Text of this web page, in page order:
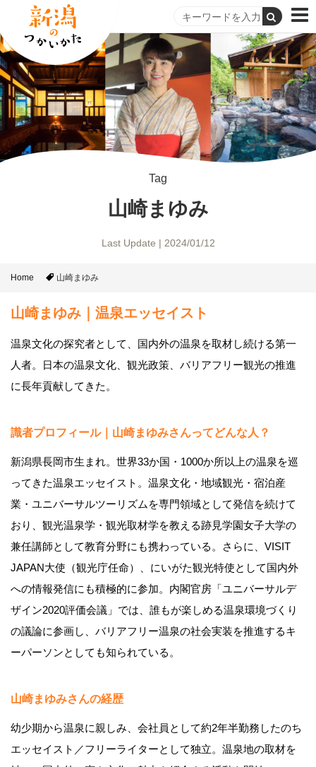
Tag
山崎まゆみ
Last Update | 2024/01/12
Home 山崎まゆみ
山崎まゆみ｜温泉エッセイスト
温泉文化の探究者として、国内外の温泉を取材し続ける第一
人者。
日本の温泉文化、観光政策、バリアフリー観光の推進
に長年貢献してきた。
識者プロフィール｜山崎まゆみさんってどんな人？
新潟県長岡市生まれ。世界33か国・1000か所以上の温泉を巡
ってきた温泉エッセイスト。温泉文化・地域観光・宿泊産
業・ユニバーサルツーリズムを専門領域として発信を続けて
おり、観光温泉学・観光取材学を教える跡見学園女子大学の
兼任講師として教育分野にも携わっている。さらに、VISIT
JAPAN大使（観光庁任命）、にいがた観光特使として国内外
への情報発信にも積極的に参加。内閣官房「ユニバーサルデ
ザイン2020評価会議」では、誰もが楽しめる温泉環境づくり
の議論に参画し、バリアフリー温泉の社会実装を推進するキ
ーパーソンとしても知られている。
山崎まゆみさんの経歴
幼少期から温泉に親しみ、会社員として約2年半勤務したのち
エッセイスト／フリーライターとして独立。温泉地の取材を